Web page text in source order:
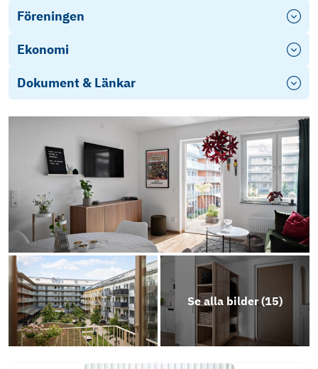
Föreningen
Ekonomi
Dokument & Länkar
Se alla bilder (15)